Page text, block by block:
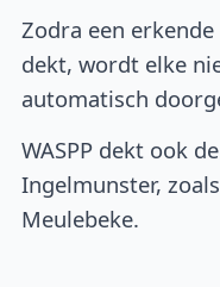
Zodra een
dekt, wordt elke
automatisch
WASPP dekt ook
Ingelmunster,
Meulebeke.